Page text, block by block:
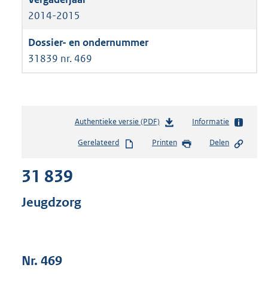
2014-2015
31839 nr. 469
Authentieke versie (PDF)b
s
Informatie
Gerelateerd Printen Delen
31 839
Jeugdzorg
Nr. 469